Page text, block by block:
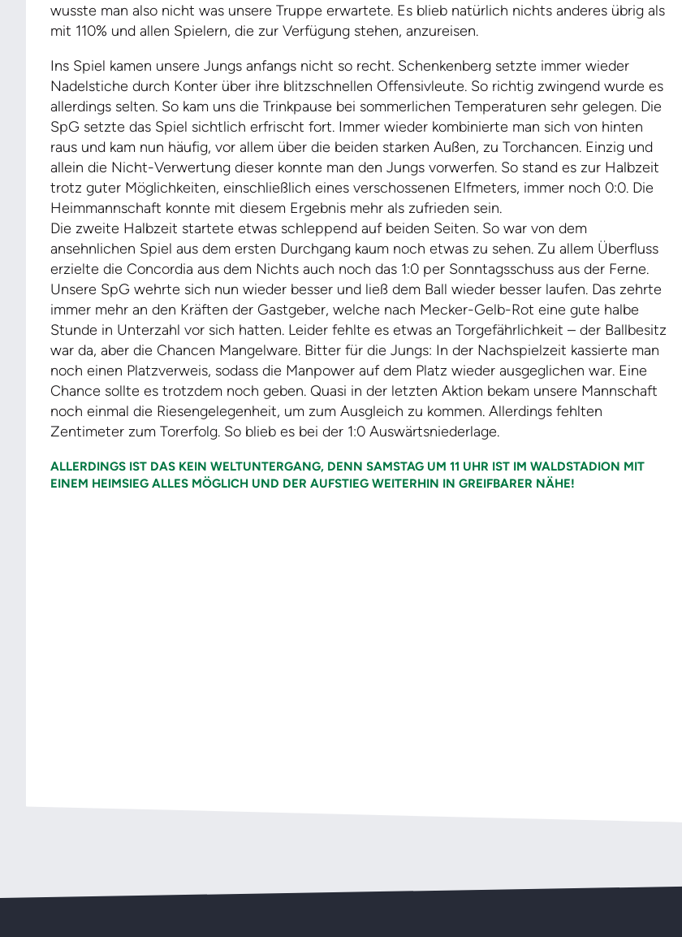
wusste man also nicht was unsere Truppe erwartete. Es blieb natürlich nichts anderes übrig als
mit 110% und allen Spielern, die zur Verfügung stehen, anzureisen.
Ins Spiel kamen unsere Jungs anfangs nicht so recht. Schenkenberg setzte immer wieder
Nadelstiche durch Konter über ihre blitzschnellen Offensivleute. So richtig zwingend wurde es
allerdings selten. So kam uns die Trinkpause bei sommerlichen Temperaturen sehr gelegen. Die
SpG setzte das Spiel sichtlich erfrischt fort. Immer wieder kombinierte man sich von hinten
raus und kam nun häufig, vor allem über die beiden starken Außen, zu Torchancen. Einzig und
allein die Nicht-Verwertung dieser konnte man den Jungs vorwerfen. So stand es zur Halbzeit
trotz guter Möglichkeiten, einschließlich eines verschossenen Elfmeters, immer noch 0:0. Die
Heimmannschaft konnte mit diesem Ergebnis mehr als zufrieden sein.
Die zweite Halbzeit startete etwas schleppend auf beiden Seiten. So war von dem
ansehnlichen Spiel aus dem ersten Durchgang kaum noch etwas zu sehen. Zu allem Überfluss
erzielte die Concordia aus dem Nichts auch noch das 1:0 per Sonntagsschuss aus der Ferne.
Unsere SpG wehrte sich nun wieder besser und ließ dem Ball wieder besser laufen. Das zehrte
immer mehr an den Kräften der Gastgeber, welche nach Mecker-Gelb-Rot eine gute halbe
Stunde in Unterzahl vor sich hatten. Leider fehlte es etwas an Torgefährlichkeit – der Ballbesitz
war da, aber die Chancen Mangelware. Bitter für die Jungs: In der Nachspielzeit kassierte man
noch einen Platzverweis, sodass die Manpower auf dem Platz wieder ausgeglichen war. Eine
Chance sollte es trotzdem noch geben. Quasi in der letzten Aktion bekam unsere Mannschaft
noch einmal die Riesengelegenheit, um zum Ausgleich zu kommen. Allerdings fehlten
Zentimeter zum Torerfolg. So blieb es bei der 1:0 Auswärtsniederlage.
ALLERDINGS IST DAS KEIN WELTUNTERGANG, DENN SAMSTAG UM 11 UHR IST IM WALDSTADION MIT
EINEM HEIMSIEG ALLES MÖGLICH UND DER AUFSTIEG WEITERHIN IN GREIFBARER NÄHE!